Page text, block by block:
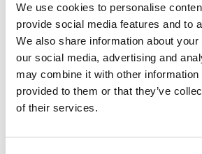
We use cookies to personalise
provide social media features and to
We also share information about
our social media, advertising and
may combine it with other information
provided to them or that they’ve
of their services.
Find en forhandler
LEVERES TIL DIG
Levering indenfor 3-5
Levering i Danmark
Fragt fri levering ved ordrer over